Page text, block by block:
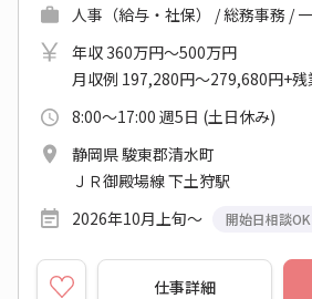
人事（給与・社保） / 総務事務 /
年収 360万円～500万円
月収例 197,280円～279,680円+残
8:00～17:00 週5日 (土日休み)
静岡県 駿東郡清水町
ＪＲ御殿場線 下土狩駅
2026年10月上旬～
開始日相談OK
仕事詳細